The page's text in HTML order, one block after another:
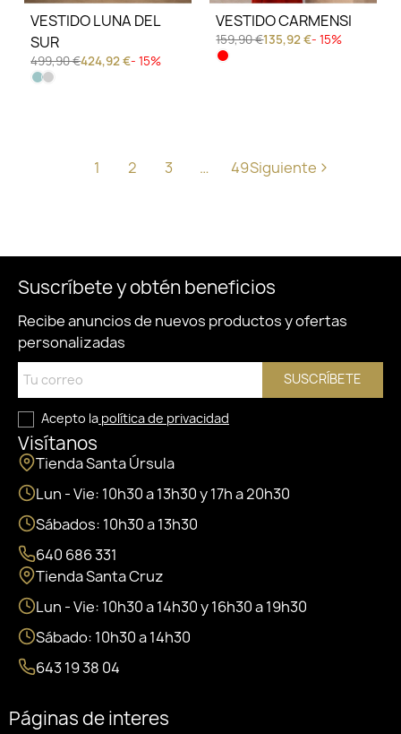
VESTIDO LUNA DEL
SUR
499,90 €424,92 €- 15%
VESTIDO CARMENSI
159,90 €135,92 €- 15%
1 2 3 … 49Siguiente
Suscríbete y obtén beneficios
Recibe anuncios de nuevos productos y ofertas
personalizadas
SUSCRÍBETE
Acepto la política de privacidad
Visítanos
Tienda Santa Úrsula
Lun - Vie: 10h30 a 13h30 y 17h a 20h30
Sábados: 10h30 a 13h30
640 686 331
Tienda Santa Cruz
Lun - Vie: 10h30 a 14h30 y 16h30 a 19h30
Sábado: 10h30 a 14h30
643 19 38 04
Páginas de interes